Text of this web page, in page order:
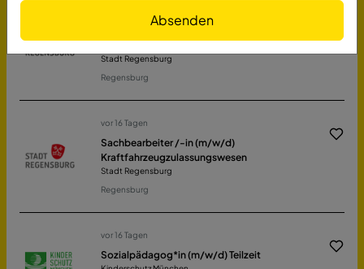
Stadt Regensburg
Regensburg
vor 16 Tagen
Sachbearbeiter /-in (m/w/d)
Kraftfahrzeugzulassungswesen
Stadt Regensburg
Regensburg
vor 16 Tagen
Sozialpädagog*in (m/w/d) Teilzeit
Absenden